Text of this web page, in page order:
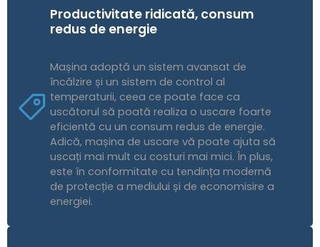
Productivitate ridicată, consum
redus de energie
Mașina adoptă un sistem avansat de
încălzire și un sistem de control al
temperaturii, ceea ce poate face ca
uscătorul să poată realiza o uscare foarte
eficientă cu un consum redus de energie.
Adică, mașina de uscare vă poate ajuta să
uscați mai mult cu costuri mai mici. În plus,
este în conformitate cu tendința modernă
de protecție a mediului și de economisire a
energiei.